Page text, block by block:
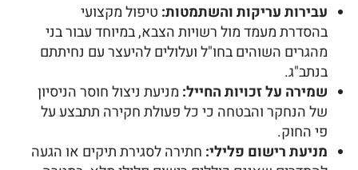
עבירות עריקות והשתמטות: טיפול מקצועי
בהסדרת מעמד מול רשויות הצבא, במיוחד עבור בני
מהגרים השוהים בחו"ל ועלולים להיעצר עם נחיתתם
בנתב"ג.
שמירה על זכויות החייל: מניעת ניצול חוסר הניסיון
של הנחקר והבטחה כי כל פעולת חקירה תתבצע על
פי החוק.
מניעת רישום פלילי: חתירה לסגירת תיקים או הגעה